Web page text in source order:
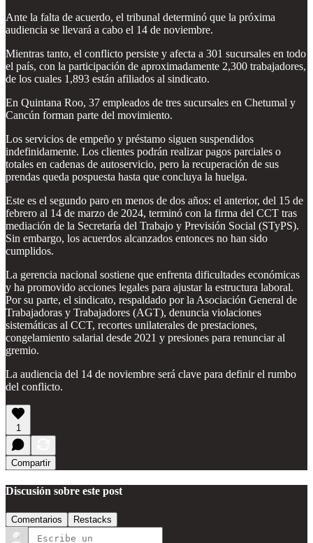
Ante la falta de acuerdo, el tribunal determinó que la próxima
audiencia se llevará a cabo el 14 de noviembre.
Mientras tanto, el conflicto persiste y afecta a 301 sucursales en todo
el país, con la participación de aproximadamente 2,300 trabajadores,
de los cuales 1,893 están afiliados al sindicato.
En Quintana Roo, 37 empleados de tres sucursales en Chetumal y
Cancún forman parte del movimiento.
Los servicios de empeño y préstamo siguen suspendidos
indefinidamente. Los clientes podrán realizar pagos parciales o
totales en cadenas de autoservicio, pero la recuperación de sus
prendas queda pospuesta hasta que concluya la huelga.
Este es el segundo paro en menos de dos años: el anterior, del 15 de
febrero al 14 de marzo de 2024, terminó con la firma del CCT tras
mediación de la Secretaría del Trabajo y Previsión Social (STyPS).
Sin embargo, los acuerdos alcanzados entonces no han sido
cumplidos.
La gerencia nacional sostiene que enfrenta dificultades económicas
y ha promovido acciones legales para ajustar la estructura laboral.
Por su parte, el sindicato, respaldado por la Asociación General de
Trabajadoras y Trabajadores (AGT), denuncia violaciones
sistemáticas al CCT, recortes unilaterales de prestaciones,
congelamiento salarial desde 2021 y presiones para renunciar al
gremio.
La audiencia del 14 de noviembre será clave para definir el rumbo
del conflicto.
1
Compartir
Discusión sobre este post
Comentarios Restacks